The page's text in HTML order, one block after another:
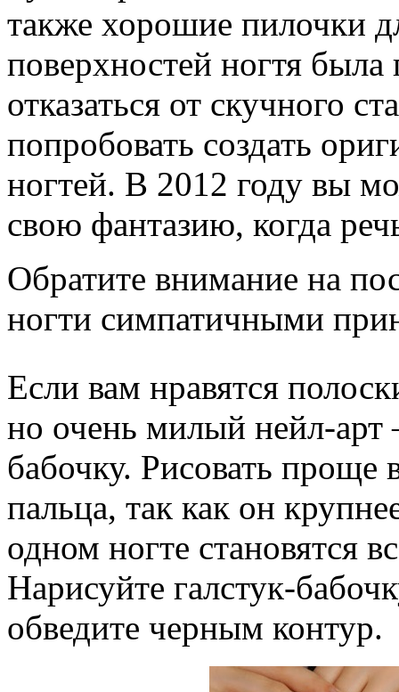
также хорошие пилочки
поверхностей ногтя была
отказаться от скучного
попробовать создать
ногтей. В 2012 году вы
свою фантазию, когда
Обратите внимание на
ногти симпатичными
Если вам нравятся
но очень милый нейл-арт
бабочку. Рисовать проще
пальца, так как он
одном ногте становятся
Нарисуйте галстук-
обведите черным контур.